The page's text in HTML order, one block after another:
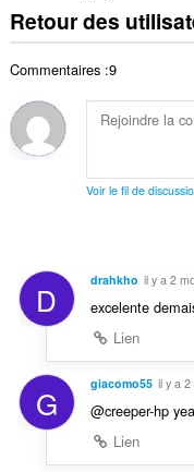
Retour des
Commentaires :9
Voir le fil de
D drahkho il y a 2
excelente
Lien
G giacomo55 il y a 2
@creeper-hp
Lien